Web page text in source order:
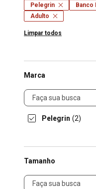
Pelegrin
Banco
Adulto
Limpar todos
Marca
Marca
Pelegrin (2)
Tamanho
Tamanho